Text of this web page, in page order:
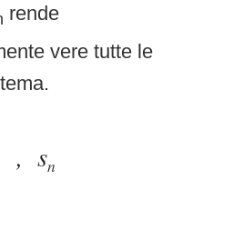
rende
vere tutte le